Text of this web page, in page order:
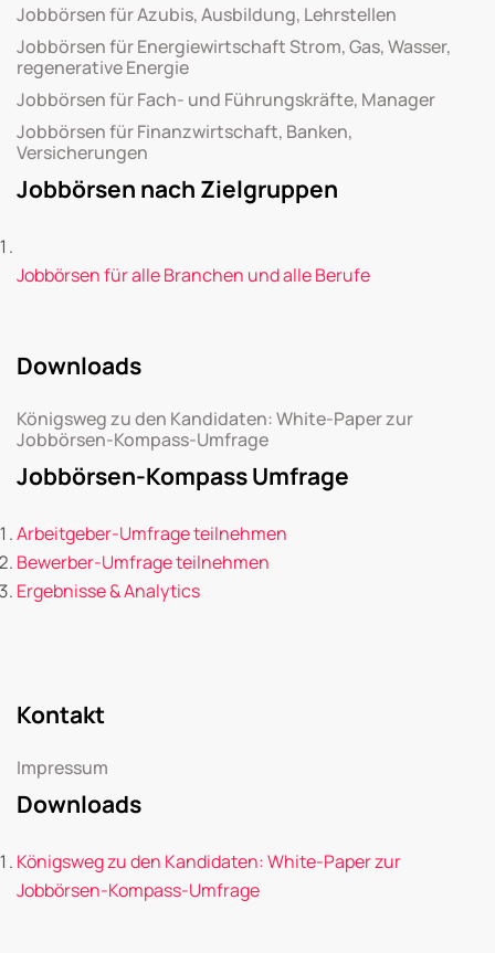
Jobbörsen für Azubis, Ausbildung, Lehrstellen
Jobbörsen für Energiewirtschaft Strom, Gas, Wasser,
regenerative Energie
Jobbörsen für Fach- und Führungskräfte, Manager
Jobbörsen für Finanzwirtschaft, Banken,
Versicherungen
Jobbörsen nach Zielgruppen
Jobbörsen für alle Branchen und alle Berufe
Downloads
Königsweg zu den Kandidaten: White-Paper zur
Jobbörsen-Kompass-Umfrage
Jobbörsen-Kompass Umfrage
Arbeitgeber-Umfrage teilnehmen
Bewerber-Umfrage teilnehmen
Ergebnisse & Analytics
Kontakt
Impressum
Downloads
Königsweg zu den Kandidaten: White-Paper zur
Jobbörsen-Kompass-Umfrage